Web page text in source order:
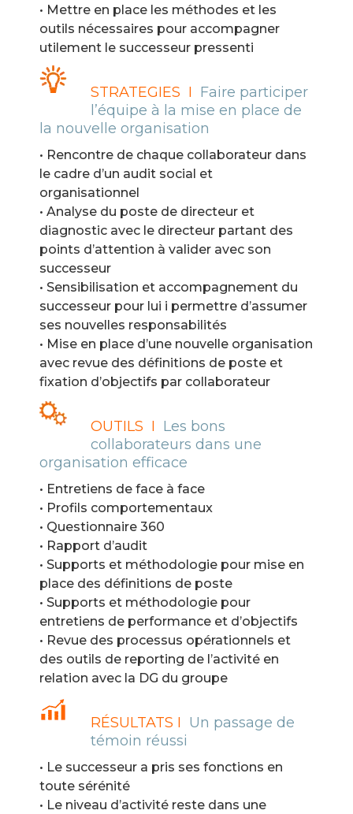
• Mettre en place les méthodes et les
outils nécessaires pour accompagner
utilement le successeur pressenti
STRATEGIES I Faire participer
l’équipe à la mise en place de
la nouvelle organisation
• Rencontre de chaque collaborateur dans
le cadre d’un audit social et
organisationnel
• Analyse du poste de directeur et
diagnostic avec le directeur partant des
points d’attention à valider avec son
successeur
• Sensibilisation et accompagnement du
successeur pour lui i permettre d’assumer
ses nouvelles responsabilités
• Mise en place d’une nouvelle organisation
avec revue des définitions de poste et
fixation d’objectifs par collaborateur
OUTILS I Les bons
collaborateurs dans une
organisation efficace
• Entretiens de face à face
• Profils comportementaux
• Questionnaire 360
• Rapport d’audit
• Supports et méthodologie pour mise en
place des définitions de poste
• Supports et méthodologie pour
entretiens de performance et d’objectifs
• Revue des processus opérationnels et
des outils de reporting de l’activité en
relation avec la DG du groupe
RÉSULTATS I Un passage de
témoin réussi
• Le successeur a pris ses fonctions en
toute sérénité
• Le niveau d’activité reste dans une